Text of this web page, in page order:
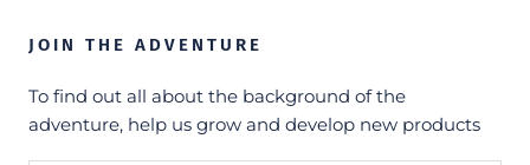
JOIN THE ADVENTURE
To find out all about the background of the
adventure, help us grow and develop new products